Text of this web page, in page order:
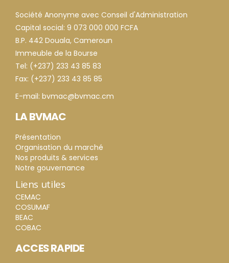
Société Anonyme avec Conseil d'Administration
Capital social: 9 073 000 000 FCFA
B.P. 442 Douala, Cameroun
Immeuble de la Bourse
Tel: (+237) 233 43 85 83
Fax: (+237) 233 43 85 85
E-mail: bvmac@bvmac.cm
LA BVMAC
Présentation
Organisation du marché
Nos produits & services
Notre gouvernance
Liens utiles
CEMAC
COSUMAF
BEAC
COBAC
ACCES RAPIDE